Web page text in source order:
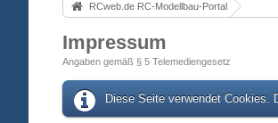
RCweb.de RC-Modellbau-Portal
Impressum
Angaben gemäß § 5 Telemediengesetz
Diese Seite verwendet Cookies.